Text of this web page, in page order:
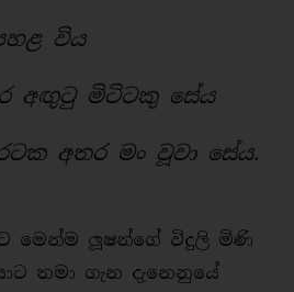
විය
අඟුටු මිටිටකු සේය
අතර මං වූවා සේය.
මෙන්ම ලූෂන්ගේ විදුලි මිණි
තමා ගැන දැනෙනුයේ